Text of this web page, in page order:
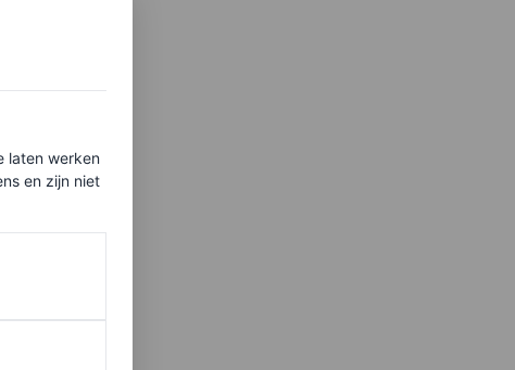
laten werken
en zijn niet